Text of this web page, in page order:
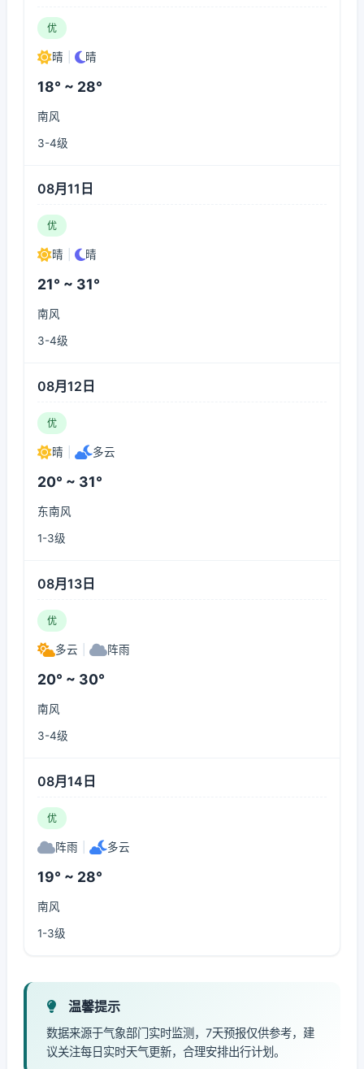
优
晴 晴
18° ~ 28°
南风
3-4级
08月11日
优
晴 晴
21° ~ 31°
南风
3-4级
08月12日
优
晴 多云
20° ~ 31°
东南风
1-3级
08月13日
优
多云 阵雨
20° ~ 30°
南风
3-4级
08月14日
优
阵雨 多云
19° ~ 28°
南风
1-3级
温馨提示
数据来源于气象部门实时监测，7天预报仅供参考，建
议关注每日实时天气更新，合理安排出行计划。